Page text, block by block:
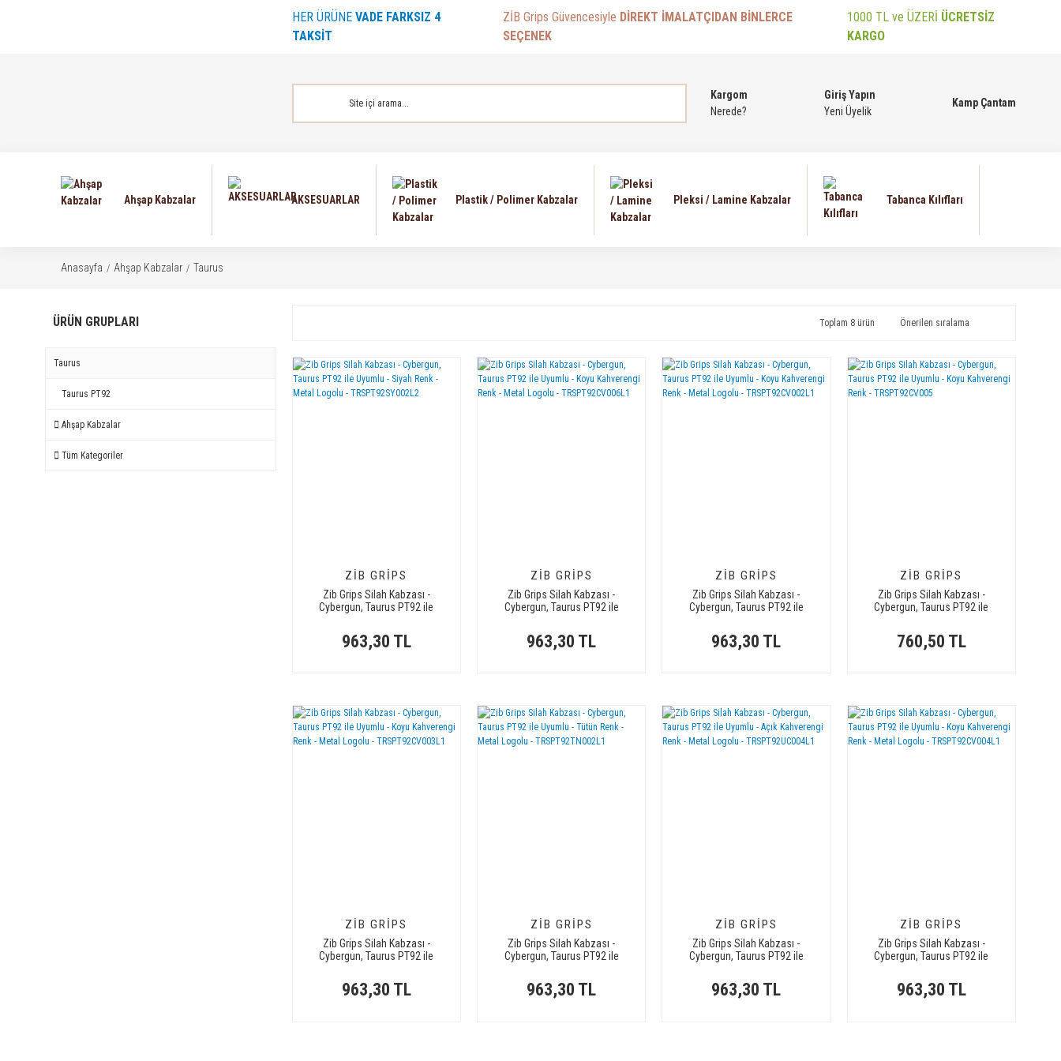
HER ÜRÜNE VADE FARKSIZ 4
TAKSİT
ZİB Grips Güvencesiyle DİREKT İMALATÇIDAN BİNLERCE
SEÇENEK
1000 TL ve ÜZERİ ÜCRETSİZ
KARGO
Kargom
Nerede?
Giriş Yapın
Yeni Üyelik
Kamp Çantam
Ahşap Kabzalar AKSESUARLAR Plastik / Polimer Kabzalar Pleksi / Lamine Kabzalar Tabanca Kılıfları
Anasayfa Ahşap Kabzalar Taurus
ÜRÜN GRUPLARI
Taurus
Taurus PT92
Ahşap Kabzalar
Tüm Kategoriler
Toplam 8 ürün
ZIB GRIPS
Zib Grips Silah Kabzası -
Cybergun, Taurus PT92 ile
Logolu - TRSPT92SY002L2
963,30 TL
ZIB GRIPS
Zib Grips Silah Kabzası -
Cybergun, Taurus PT92 ile
- Metal Logolu -
TRSPT92CV006L1
963,30 TL
ZIB GRIPS
Zib Grips Silah Kabzası -
Cybergun, Taurus PT92 ile
- Metal Logolu -
TRSPT92CV002L1
963,30 TL
ZIB GRIPS
Zib Grips Silah Kabzası -
Cybergun, Taurus PT92 ile
- TRSPT92CV005
760,50 TL
ZIB GRIPS
Zib Grips Silah Kabzası -
Cybergun, Taurus PT92 ile
- Metal Logolu -
TRSPT92CV003L1
963,30 TL
ZIB GRIPS
Zib Grips Silah Kabzası -
Cybergun, Taurus PT92 ile
Logolu - TRSPT92TN002L1
963,30 TL
ZIB GRIPS
Zib Grips Silah Kabzası -
Cybergun, Taurus PT92 ile
Metal Logolu -
TRSPT92UC004L1
963,30 TL
ZIB GRIPS
Zib Grips Silah Kabzası -
Cybergun, Taurus PT92 ile
- Metal Logolu -
TRSPT92CV004L1
963,30 TL